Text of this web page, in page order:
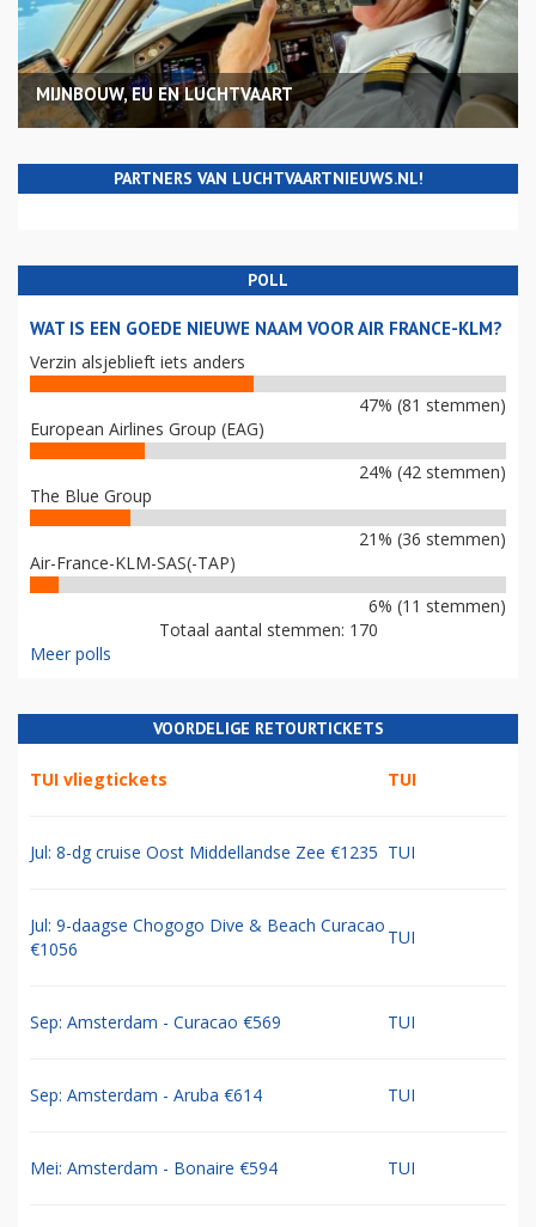
MIJNBOUW, EU EN LUCHTVAART
PARTNERS VAN LUCHTVAARTNIEUWS.NL!
POLL
WAT IS EEN GOEDE NIEUWE NAAM VOOR AIR FRANCE-KLM?
Verzin alsjeblieft iets anders
47% (81 stemmen)
European Airlines Group (EAG)
24% (42 stemmen)
The Blue Group
21% (36 stemmen)
Air-France-KLM-SAS(-TAP)
6% (11 stemmen)
Totaal aantal stemmen: 170
Meer polls
VOORDELIGE RETOURTICKETS
TUI vliegtickets TUI
Jul: 8-dg cruise Oost Middellandse Zee €1235 TUI
Jul: 9-daagse Chogogo Dive & Beach Curacao
€1056
TUI
Sep: Amsterdam - Curacao €569 TUI
Sep: Amsterdam - Aruba €614 TUI
Mei: Amsterdam - Bonaire €594 TUI